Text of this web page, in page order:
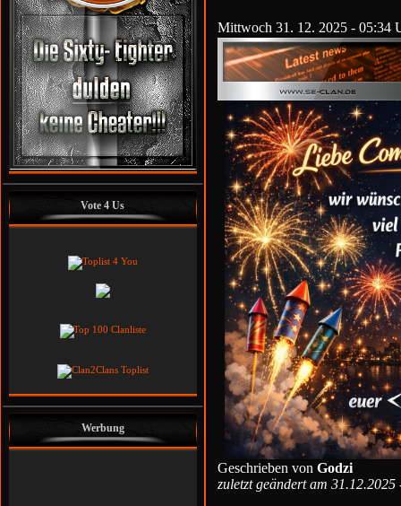
Vote 4 Us
Werbung
Mittwoch 31. 12. 2025 - 05:34
Geschrieben von Godzi
zuletzt geändert am